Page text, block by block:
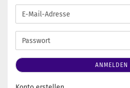
E-
Mail-
Adresse
Passwort
ANMELDEN